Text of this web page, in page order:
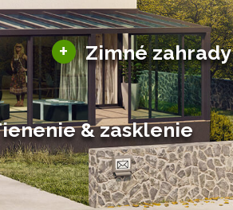
+ Zimné zahrady
Sezónne zimné záhrady
Hliníkové zimné záhrady
Posuvné zimné záhrady
Solárne zimné záhrady
& zasklenie